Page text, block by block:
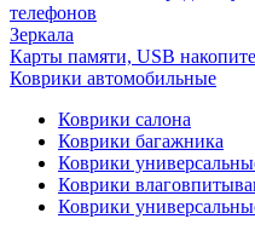
телефонов
Зеркала
Карты памяти, USB
Коврики автомобильные
Коврики салона
Коврики багажника
Коврики
Коврики
Коврики